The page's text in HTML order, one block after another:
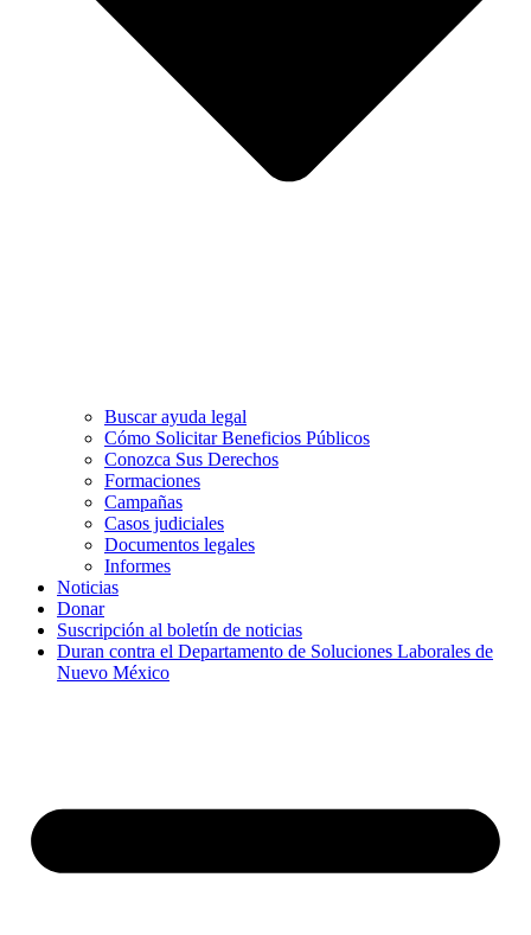
Buscar ayuda legal
Cómo Solicitar Beneficios Públicos
Conozca Sus Derechos
Formaciones
Campañas
Casos judiciales
Documentos legales
Informes
Noticias
Donar
Suscripción al boletín de noticias
Duran contra el Departamento de Soluciones Laborales de
Nuevo México